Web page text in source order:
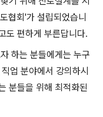
협회'가 설립되었습니
도 편하게 부른답니다.
하는 분들에게는 누구
업 분야에서 강의하시
분들을 위해 최적화된